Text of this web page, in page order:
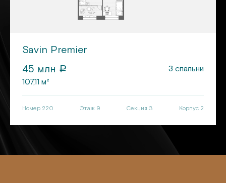
Savin Premier
45 млн a 3 спальни
107,11 м²
Номер 220 Этаж 9 Секция 3 Корпус 2